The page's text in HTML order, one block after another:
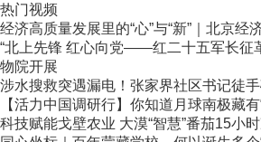
热门视频
经济高质量发展里的“心”与“新”｜北京经
“北上先锋 红心向党——红二十五军长征
物院开展
涉水搜救突遇漏电！张家界社区书记徒
【活力中国调研行】你知道月球南极藏有
科技赋能戈壁农业 大漠“智慧”番茄15小